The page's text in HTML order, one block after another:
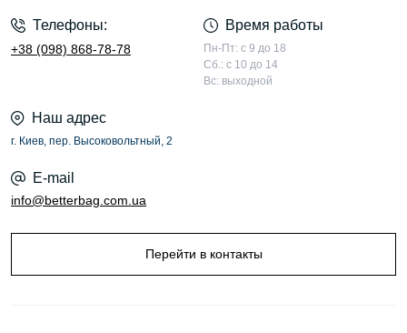
Телефоны:
+38 (098) 868-78-78
Время работы
Пн-Пт: с 9 до 18
Сб.: с 10 до 14
Вс: выходной
Наш адрес
г. Киев, пер. Высоковольтный, 2
E-mail
info@betterbag.com.ua
Перейти в контакты